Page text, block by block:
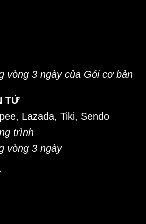
vòng 3 ngày của Gói cơ bản
TỬ
Lazada, Tiki, Sendo
trình
vòng 3 ngày